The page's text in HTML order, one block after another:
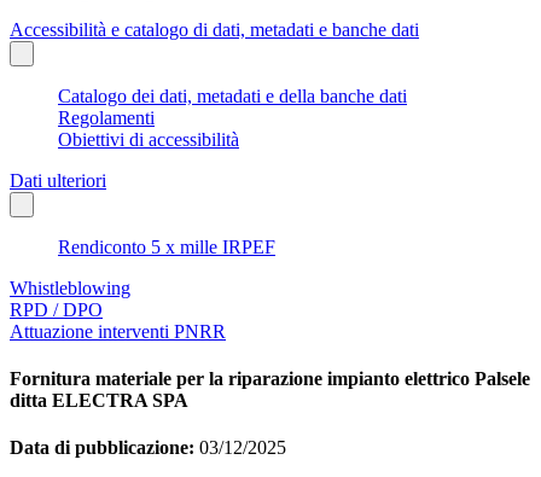
Accessibilità e catalogo di dati, metadati e banche dati
Catalogo dei dati, metadati e della banche dati
Regolamenti
Obiettivi di accessibilità
Dati ulteriori
Rendiconto 5 x mille IRPEF
Whistleblowing
RPD / DPO
Attuazione interventi PNRR
Fornitura materiale per la riparazione impianto elettrico Palsele
ditta ELECTRA SPA
Data di pubblicazione: 03/12/2025